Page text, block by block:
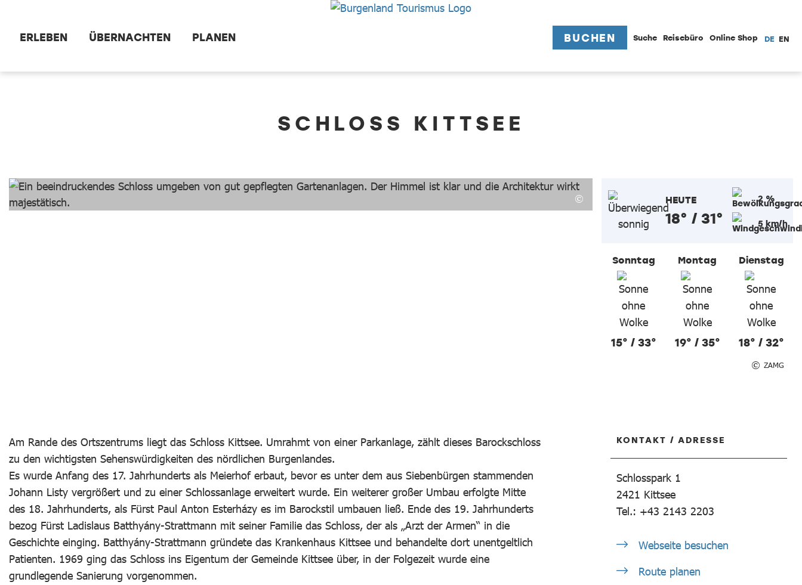
ERLEBEN ÜBERNACHTEN PLANEN BUCHEN Suche Reisebüro Online Shop DE EN
SCHLOSS KITTSEE
HEUTE
18° / 31°
2 %
5 km/h
Sonntag
15° / 33°
Montag
19° / 35°
Dienstag
18° / 32°
ZAMG
Am Rande des Ortszentrums liegt das Schloss Kittsee. Umrahmt von einer Parkanlage, zählt dieses Barockschloss
zu den wichtigsten Sehenswürdigkeiten des nördlichen Burgenlandes.
Es wurde Anfang des 17. Jahrhunderts als Meierhof erbaut, bevor es unter dem aus Siebenbürgen stammenden
Johann Listy vergrößert und zu einer Schlossanlage erweitert wurde. Ein weiterer großer Umbau erfolgte Mitte
des 18. Jahrhunderts, als Fürst Paul Anton Esterházy es im Barockstil umbauen ließ. Ende des 19. Jahrhunderts
bezog Fürst Ladislaus Batthyány-Strattmann mit seiner Familie das Schloss, der als „Arzt der Armen“ in die
Geschichte einging. Batthyány-Strattmann gründete das Krankenhaus Kittsee und behandelte dort unentgeltlich
Patienten. 1969 ging das Schloss ins Eigentum der Gemeinde Kittsee über, in der Folgezeit wurde eine
grundlegende Sanierung vorgenommen.
KONTAKT / ADRESSE
Schlosspark 1
2421 Kittsee
Tel.: +43 2143 2203
Webseite besuchen
Route planen